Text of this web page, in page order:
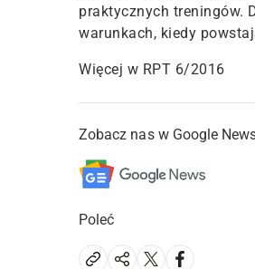
praktycznych treningów.
warunkach, kiedy
Więcej w RPT 6/2016
Zobacz nas w Google
Poleć